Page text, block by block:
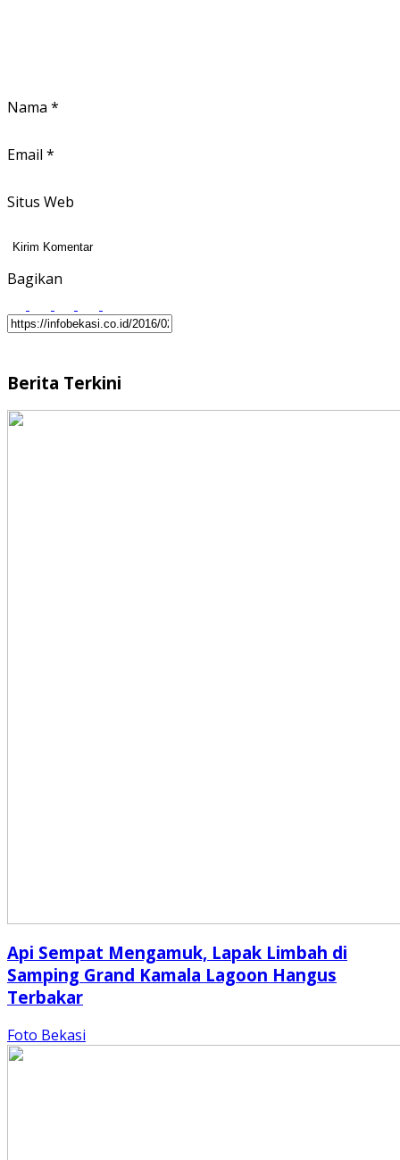
Nama *
Email *
Situs Web
Bagikan
Berita Terkini
Api Sempat Mengamuk, Lapak Limbah di
Samping Grand Kamala Lagoon Hangus
Terbakar
Foto Bekasi